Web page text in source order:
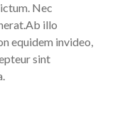
Nec
illo
equidem invideo,
sint